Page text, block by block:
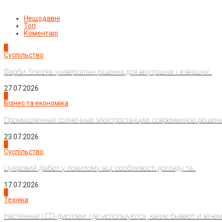
Нещодавні
Топ
Коментарі
Суспільство
Фарби Sniezka: універсальні рішення для внутрішніх і зовнішніх...
27.07.2026
Бізнес та економіка
Промышленные солнечные электростанции: современное
23.07.2026
Суспільство
Цукровий діабет у похилому віці: особливості догляду та...
17.07.2026
Техніка
Настенные LCD-дисплеи: где используются, какие бывают и